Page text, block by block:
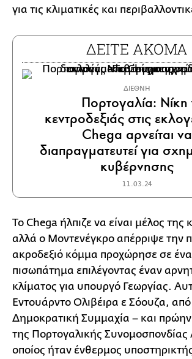
για τις κλιματικές και
ΔΕΙΤΕ ΑΚΟΜΑ
ΔΙΕΘΝΗ
Πορτογαλία: Νίκη
κεντροδεξιάς στις
Chega αρνείται να
διαπραγματευτεί για
κυβέρνησης
11.03.24
Το Chega ήλπιζε να είναι μέλος
αλλά ο Μοντενέγκρο απέρριψε την
ακροδεξιό κόμμα προχώρησε σε
πισωπάτημα επιλέγοντας έναν
κλίματος για υπουργό Γεωργίας.
Εντουάρντο Ολιβέιρα ε Σόουζα, από
Δημοκρατική Συμμαχία – και
της Πορτογαλικής Συνομοσπονδίας
οποίος ήταν ένθερμος